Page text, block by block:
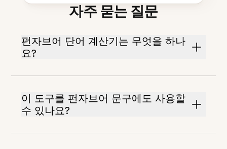
자주 묻는 질문
펀자브어 단어 계산기는 무엇을 하나
요?
이 도구를 펀자브어 문구에도 사용할
수 있나요?